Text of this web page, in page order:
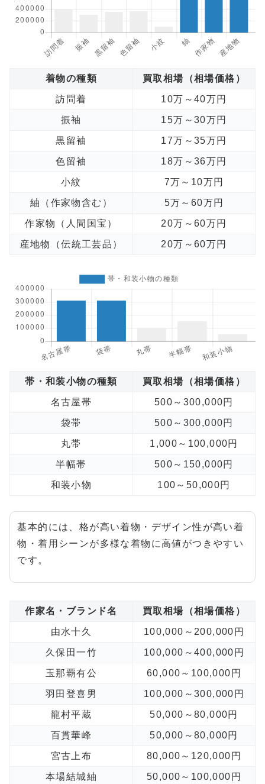
着物の種類 買取相場（相場価格）
訪問着 10万～40万円
振袖 15万～30万円
黒留袖 17万～35万円
色留袖 18万～36万円
小紋 7万～10万円
紬（作家物含む） 5万～60万円
作家物（人間国宝） 20万～60万円
産地物（伝統工芸品） 20万～60万円
帯・和装小物の種類 買取相場（相場価格）
名古屋帯 500～300,000円
袋帯 500～300,000円
丸帯 1,000～100,000円
半幅帯 500～150,000円
和装小物 100～50,000円
基本的には、格が高い着物・デザイン性が高い着
物・着用シーンが多様な着物に高値がつきやすい
です。
作家名・ブランド名 買取相場（相場価格）
由水十久 100,000～200,000円
久保田一竹 100,000～400,000円
玉那覇有公 60,000～100,000円
羽田登喜男 100,000～300,000円
龍村平蔵 50,000～80,000円
百貫華峰 50,000～80,000円
宮古上布 80,000～120,000円
本場結城紬 50,000～100,000円